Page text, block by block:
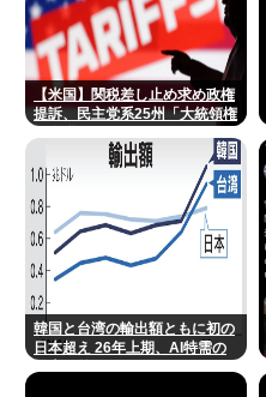
【米国】関税差し止め求め政権
提訴、民主党系25州「大統領権
韓国と台湾の輸出額ともに初の
日本超え 26年上期、AI特需の